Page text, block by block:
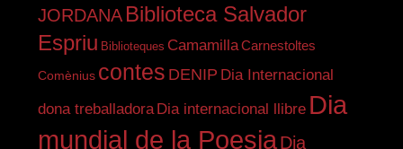
JORDANA Biblioteca Salvador
Espriu Biblioteques CamamillaCarnestoltes
Comènius contes DENIP Dia Internacional
dona treballadora Dia internacional llibre Dia
mundial de la PoesiaDia